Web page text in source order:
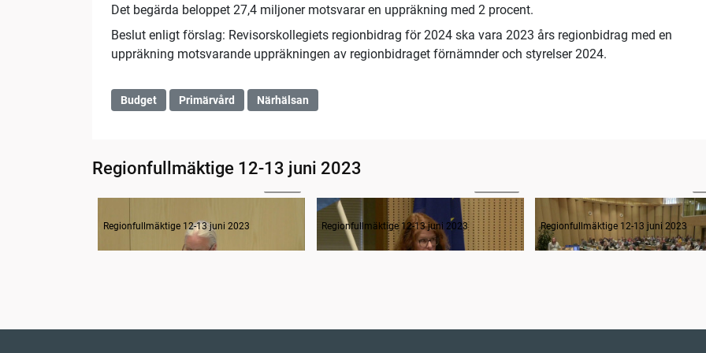
Det begärda beloppet 27,4 miljoner motsvarar en uppräkning med 2 procent.
Beslut enligt förslag: Revisorskollegiets regionbidrag för 2024 ska vara 2023 års regionbidrag med en
uppräkning motsvarande uppräkningen av regionbidraget förnämnder och styrelser 2024.
Budget Primärvård Närhälsan
Regionfullmäktige 12-13 juni 2023
Regionfullmäktige 12-13 juni 2023
Budget (1/10) Inledande gruppledardebatt, Regional utveckling
Regionfullmäktige 12-13 juni 2023 Regionfullmäktige 12-13 juni 2023